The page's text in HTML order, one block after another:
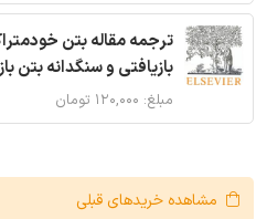
ترجمه مقاله بتن
بازیافتی و سنگدانه بتن
مبلغ: ۱۲۰,۰۰۰ تومان
مشاهده خریدهای قبلی